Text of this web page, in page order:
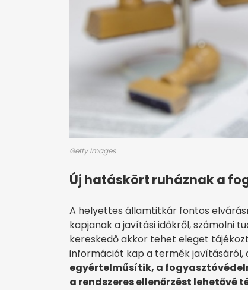
Getty Images
Új hatáskört ruháznak a
A helyettes államtitkár fontos
kapjanak a javítási időkről, számolni
kereskedő akkor tehet eleget
információt kap a termék javításáról,
egyértelműsítik, a
a rendszeres ellenőrzést lehetővé